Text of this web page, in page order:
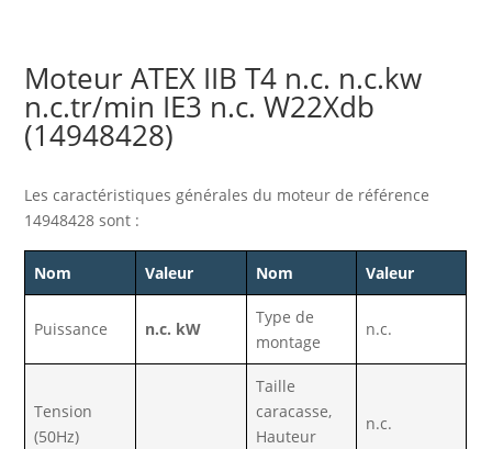
Moteur ATEX IIB T4 n.c. n.c.kw
n.c.tr/min IE3 n.c. W22Xdb
(14948428)
Les caractéristiques générales du moteur de référence
14948428 sont :
Nom Valeur Nom Valeur
Puissance n.c. kW
Type de
montage
n.c.
Tension
(50Hz)
Taille
caracasse,
Hauteur
n.c.